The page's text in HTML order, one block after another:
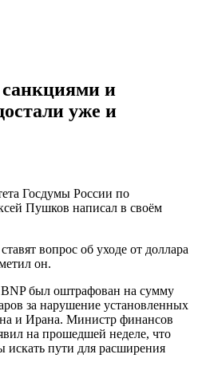
и
уже и
Госдумы России по
Пушков написал в своём
вопрос об уходе от доллара
он.
был оштрафован на сумму
за нарушение установленных
и Ирана. Министр финансов
на прошедшей неделе, что
искать пути для расширения